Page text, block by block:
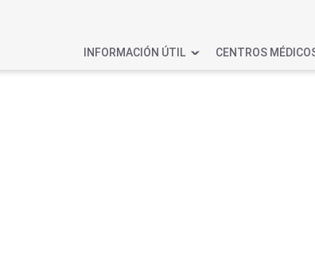
INFORMACIÓN ÚTIL CENTROS